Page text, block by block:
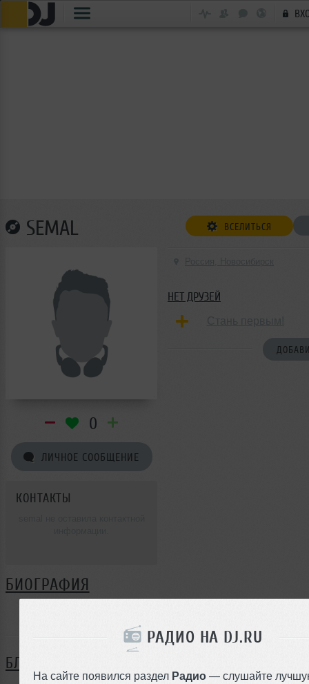
РАДИО НА DJ.RU
На сайте появился раздел Радио — слушайте
SEMAL ВСЕЛИТЬСЯ
0
ЛИЧНОЕ СООБЩЕНИЕ
КОНТАКТЫ
НЕТ ДРУЗЕЙ
БИОГРАФИЯ
БЛОГ